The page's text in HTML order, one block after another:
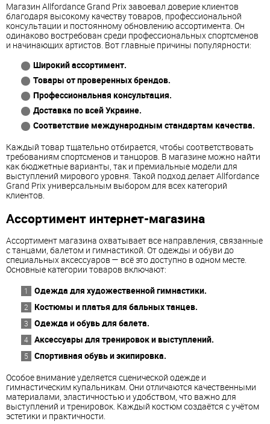
Магазин Allfordance Grand Prix завоевал доверие клиентов
благодаря высокому качеству товаров, профессиональной
консультации и постоянному обновлению ассортимента. Он
одинаково востребован среди профессиональных спортсменов
и начинающих артистов. Вот главные причины популярности:
Широкий ассортимент.
Товары от проверенных брендов.
Профессиональная консультация.
Доставка по всей Украине.
Соответствие международным стандартам качества.
Каждый товар тщательно отбирается, чтобы соответствовать
требованиям спортсменов и танцоров. В магазине можно найти
как бюджетные варианты, так и премиальные модели для
выступлений мирового уровня. Такой подход делает Allfordance
Grand Prix универсальным выбором для всех категорий
клиентов.
Ассортимент интернет-магазина
Ассортимент магазина охватывает все направления, связанные
с танцами, балетом и гимнастикой. От одежды и обуви до
специальных аксессуаров — всё это доступно в одном месте.
Основные категории товаров включают:
Одежда для художественной гимнастики.
Костюмы и платья для бальных танцев.
Одежда и обувь для балета.
Аксессуары для тренировок и выступлений.
Спортивная обувь и экипировка.
Особое внимание уделяется сценической одежде и
гимнастическим купальникам. Они отличаются качественными
материалами, эластичностью и удобством, что важно для
выступлений и тренировок. Каждый костюм создаётся с учётом
эстетики и практичности.